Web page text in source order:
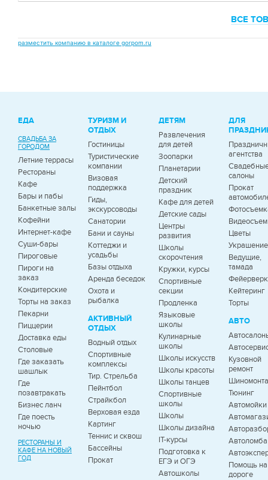
ВСЕ
разместить компанию в каталоге gorpom.ru
ЕДА
СВАДЬБА ЗА
ГОРОДОМ
Летние террасы
Рестораны
Кафе
Бары и пабы
Банкетные залы
Кофейни
Интернет-кафе
Суши-бары
Пироговые
Пироги на
заказ
Кондитерские
Торты на заказ
Пекарни
Пиццерии
Доставка еды
Столовые
Где заказать
шашлык
Где
позавтракать
Бизнес ланч
Где поесть
ночью
РЕСТОРАНЫ И
КАФЕ НА НОВЫЙ
ГОД
ТУРИЗМ И
ОТДЫХ
Гостиницы
Туристические
компании
Визовая
поддержка
Гиды,
экскурсоводы
Санатории
Бани и сауны
Коттеджи и
усадьбы
Базы отдыха
Аренда беседок
Охота и
рыбалка
АКТИВНЫЙ
ОТДЫХ
Водный отдых
Спортивные
комплексы
Тир. Стрельба
Пейнтбол
Страйкбол
Верховая езда
Картинг
Теннис и сквош
Бассейны
Прокат
ДЕТЯМ
Развлечения
для детей
Зоопарки
Планетарии
Детский
праздник
Кафе для детей
Детские сады
Центры
развития
Школы
скорочтения
Кружки, курсы
Спортивные
секции
Продленка
Языковые
школы
Кулинарные
школы
Школы искусств
Школы красоты
Школы танцев
Спортивные
школы
Школы
Школы дизайна
IT-курсы
Подготовка к
ЕГЭ и ОГЭ
Автошколы
ДЛЯ
агентства
салоны
Прокат
Цветы
Ведущие,
тамада
Кейтеринг
Торты
АВТО
Кузовной
ремонт
Тюнинг
Автомойки
Помощь на
дороге